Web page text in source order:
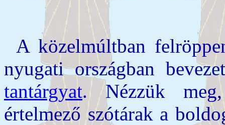
A közelmúltban
nyugati országban
tantárgyat. Nézzük
értelmező szótárak a